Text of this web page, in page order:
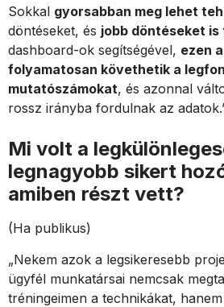
Sokkal gyorsabban meg lehet
döntéseket, és jobb döntéseket is
dashboard-ok segítségével, ezen
folyamatosan követhetik a
mutatószámokat, és azonnal
rossz irányba fordulnak az
Mi volt a
legnagyobb sikert
amiben részt vett?
(Ha publikus)
„Nekem azok a legsikeresebb
ügyfél munkatársai nemcsak
tréningeimen a technikákat, hanem